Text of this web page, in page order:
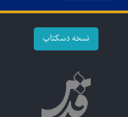
نسخه دسکتاپ